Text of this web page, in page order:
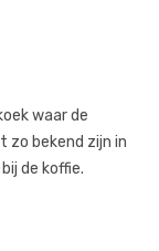
waar de
zo bekend zijn in
de koffie.